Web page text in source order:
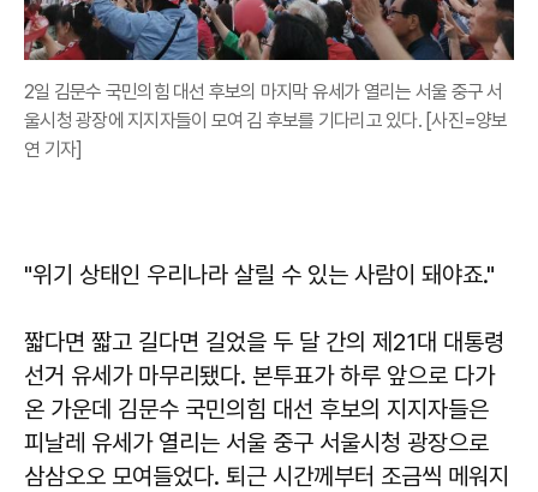
2일 김문수 국민의힘 대선 후보의 마지막 유세가 열리는 서울 중구 서
울시청 광장에 지지자들이 모여 김 후보를 기다리고 있다. [사진=양보
연 기자]
"위기 상태인 우리나라 살릴 수 있는 사람이 돼야죠."
짧다면 짧고 길다면 길었을 두 달 간의 제21대 대통령
선거 유세가 마무리됐다. 본투표가 하루 앞으로 다가
온 가운데 김문수 국민의힘 대선 후보의 지지자들은
피날레 유세가 열리는 서울 중구 서울시청 광장으로
삼삼오오 모여들었다. 퇴근 시간께부터 조금씩 메워지